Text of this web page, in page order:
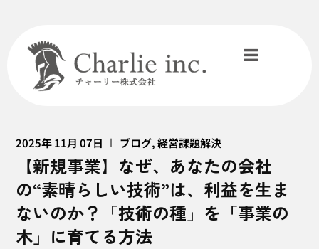
2025年 11月 07日 ブログ,経営課題解決
【新規事業】なぜ、あなたの会社
の“素晴らしい技術”は、利益を生ま
ないのか？「技術の種」を「事業の
木」に育てる方法